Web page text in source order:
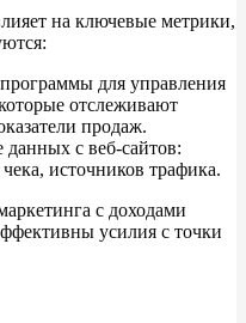
на ключевые метрики,
для управления
отслеживают
продаж.
данных с веб-сайтов:
источников трафика.
с доходами
усилия с точки